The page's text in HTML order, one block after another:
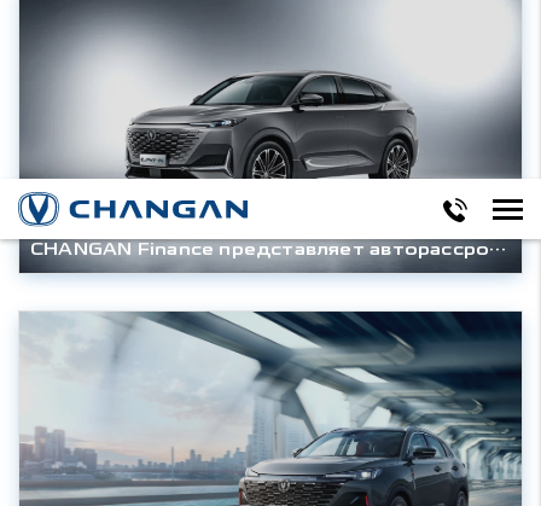
CHANGAN Finance представляет авторассрочку от Сбер для CS35 PLUS, UNI-S и UNI-K